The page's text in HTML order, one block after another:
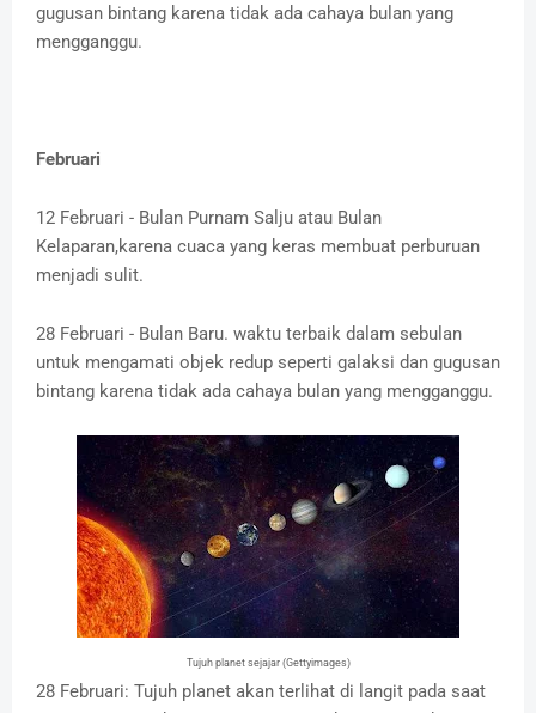
gugusan bintang karena tidak ada cahaya bulan yang
mengganggu.
Februari
12 Februari - Bulan Purnam Salju atau Bulan
Kelaparan,karena cuaca yang keras membuat perburuan
menjadi sulit.
28 Februari - Bulan Baru. waktu terbaik dalam sebulan
untuk mengamati objek redup seperti galaksi dan gugusan
bintang karena tidak ada cahaya bulan yang mengganggu.
Tujuh planet sejajar (Gettyimages)
28 Februari: Tujuh planet akan terlihat di langit pada saat